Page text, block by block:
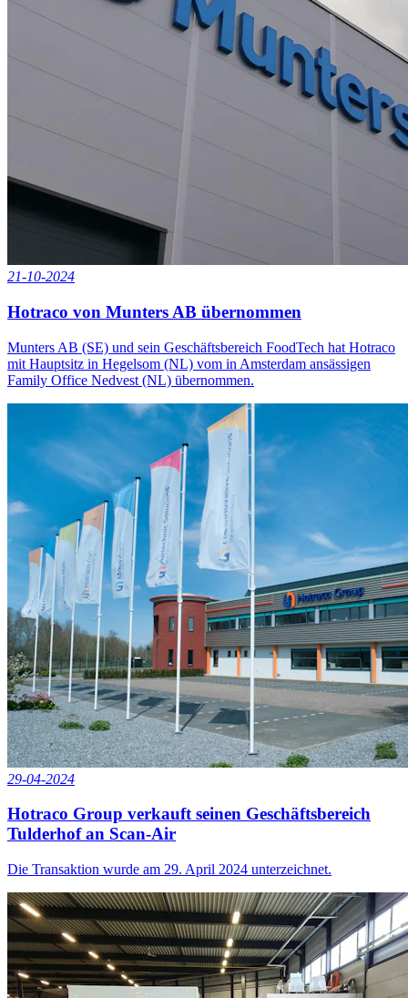
21-10-2024
Hotraco von Munters AB übernommen
Munters AB (SE) und sein Geschäftsbereich FoodTech hat Hotraco
mit Hauptsitz in Hegelsom (NL) vom in Amsterdam ansässigen
Family Office Nedvest (NL) übernommen.
29-04-2024
Hotraco Group verkauft seinen Geschäftsbereich
Tulderhof an Scan-Air
Die Transaktion wurde am 29. April 2024 unterzeichnet.